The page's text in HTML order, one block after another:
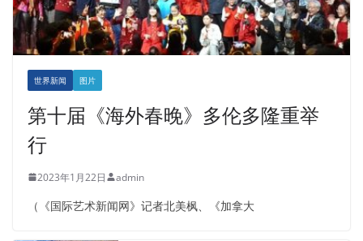
世界新闻 图片
第十届《海外春晚》多伦多隆重举
行
2023年1月22日 admin
（《国际艺术新闻网》记者北美枫、《加拿大